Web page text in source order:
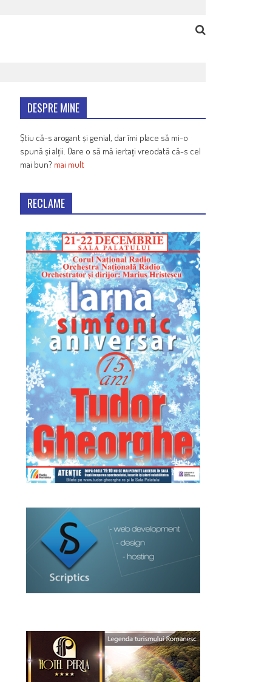
DESPRE MINE
Știu că-s arogant și genial, dar îmi place să mi-o
spună și alții. Oare o să mă iertați vreodată că-s cel
mai bun? mai mult
RECLAME